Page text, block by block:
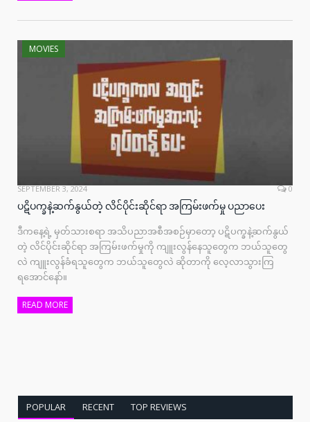
MOVIES
SEPTEMBER 3, 2024 0
ပဋိပက္ခနဲ့ဆက်နွယ်တဲ့ လိင်ပိုင်းဆိုင်ရာ အကြမ်းဖက်မှု ပညာပေး
ဒီကနေ့ရဲ့ မှတ်သားစရာ အသိပညာအစီအစဉ်မှာတော့ ပဋိပက္ခနဲ့ဆက်နွယ်
တဲ့ လိင်ပိုင်းဆိုင်ရာ အကြမ်းဖက်မှုကို ကျူးလွန်နေသူတွေက ဘယ်သူတွေ
လဲ ကျူးလွန်ခံရသူတွေက ဘယ်သူတွေလဲ ဆိုတာကို လေ့လာသွားကြ
ရအောင်နော်။
READ MORE
POPULAR RECENT TOP REVIEWS